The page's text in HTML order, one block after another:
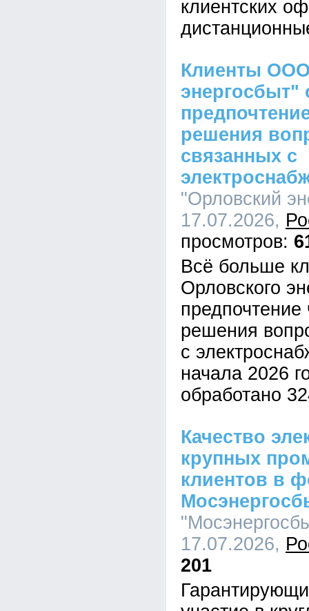
клиентских
Клиенты
энергосбыт"
решения
связанных с
"Орловский
17.07.2026,
Всё больше
Орловского
предпочтение
решения
с
начала 2026
обработано
Качество
крупных
клиентов в
17.07.2026,
201